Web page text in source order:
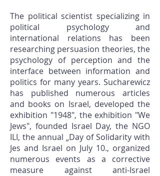
The political scientist specializing in
political psychology and
international relations has been
researching persuasion theories, the
psychology of perception and the
interface between information and
politics for many years. Sucharewicz
has published numerous articles
and books on Israel, developed the
exhibition "1948", the exhibition "We
Jews", founded Israel Day, the NGO
ILI, the annual „Day of Solidarity with
Jes and Israel on July 10., organized
numerous events as a corrective
measure against anti-Israel